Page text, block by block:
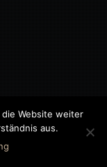
Website weiter
aus.